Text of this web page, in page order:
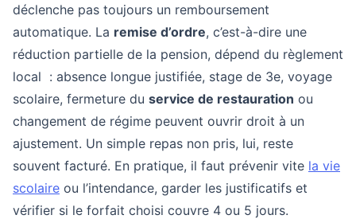
déclenche pas toujours un remboursement
automatique. La remise d’ordre, c’est-à-dire une
réduction partielle de la pension, dépend du règlement
local : absence longue justifiée, stage de 3e, voyage
scolaire, fermeture du service de restauration ou
changement de régime peuvent ouvrir droit à un
ajustement. Un simple repas non pris, lui, reste
souvent facturé. En pratique, il faut prévenir vite la vie
scolaire ou l’intendance, garder les justificatifs et
vérifier si le forfait choisi couvre 4 ou 5 jours.